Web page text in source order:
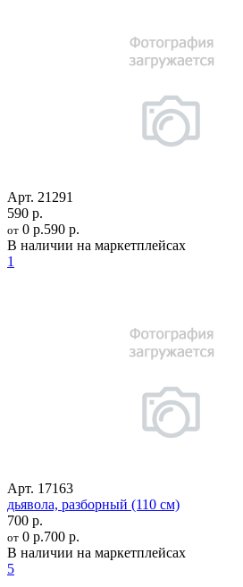
Арт. 21291
590 р.
от 0 р.590 р.
В наличии на маркетплейсах
1
Арт. 17163
дьявола, разборный (110 см)
700 р.
от 0 р.700 р.
В наличии на маркетплейсах
5